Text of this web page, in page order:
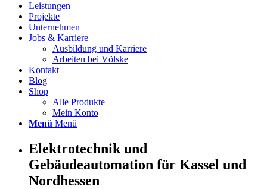
Leistungen
Projekte
Unternehmen
Jobs & Karriere
Ausbildung und Karriere
Arbeiten bei Völske
Kontakt
Blog
Shop
Alle Produkte
Mein Konto
Menü Menü
Elektrotechnik und
Gebäudeautomation für Kassel und
Nordhessen